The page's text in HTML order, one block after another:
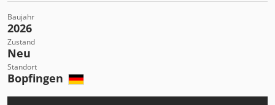
Baujahr
2026
Zustand
Neu
Standort
Bopfingen